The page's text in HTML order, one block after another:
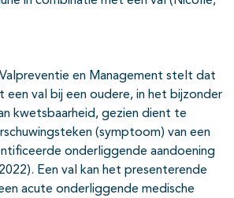
en Management stelt dat
een val bij een oudere, in het bijzonder
kwetsbaarheid, gezien dient te
(symptoom) van een
onderliggende aandoening
Een val kan het presenterende
acute onderliggende medische